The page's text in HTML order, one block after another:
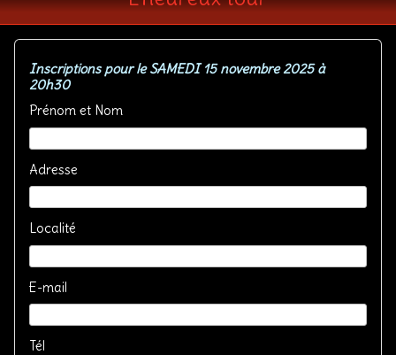
Inscriptions pour le SAMEDI 15 novembre 2025 à
20h30
Prénom et Nom
Adresse
Localité
E-mail
Tél